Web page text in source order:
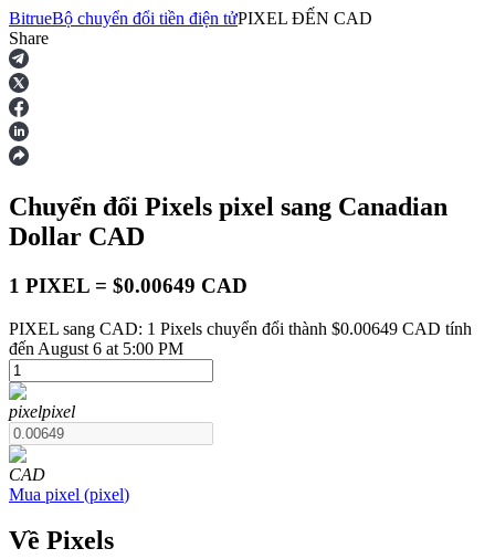
Hợp đồng tương lai
USDT Futures
BitrueBộ chuyển đổi tiền điện tửPIXEL ĐẾN CAD
Share
Chuyển đổi Pixels pixel sang Canadian
Dollar CAD
1 PIXEL = $0.00649 CAD
PIXEL sang CAD: 1 Pixels chuyển đổi thành $0.00649 CAD tính
đến August 6 at 5:00 PM
pixelpixel
CAD
Mua pixel (pixel)
Về Pixels